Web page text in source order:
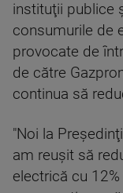
instituţii publice
consumurile de
provocate de
de către
continua să
"Noi la
am reuşit să
electrică cu